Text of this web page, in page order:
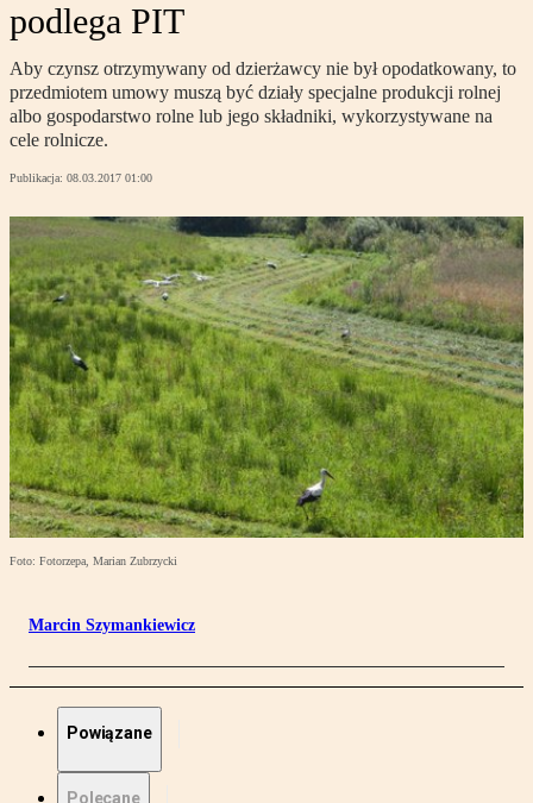
podlega PIT
Aby czynsz otrzymywany od dzierżawcy nie był opodatkowany, to
przedmiotem umowy muszą być działy specjalne produkcji rolnej
albo gospodarstwo rolne lub jego składniki, wykorzystywane na
cele rolnicze.
Publikacja: 08.03.2017 01:00
Foto: Fotorzepa, Marian Zubrzycki
Marcin Szymankiewicz
Powiązane
Polecane